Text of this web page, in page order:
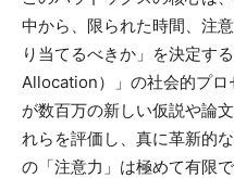
中から、限られた時間、注
り当てるべきか」を決定す
Allocation）」の社会的プロ
が数百万の新しい仮説や論
れらを評価し、真に革新的
の「注意力」は極めて有限